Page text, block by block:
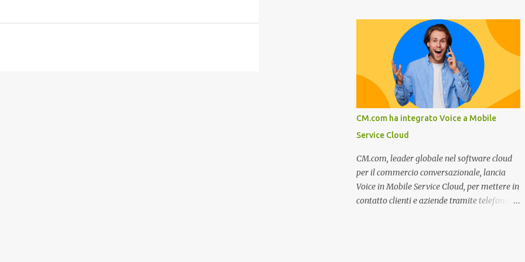
su come rispondere alle aspettative del c...
Novembre e per tutto il mese di Dicembre il
portale e motore di ricerca aziendale
caminisulweb.it , specializzato nel campo
degli impianti di riscaldamento, stufe e
camini, e fumisteria in generale offre la
registrazione gratuita a vantaggio di tutte le
aziende operanti nel settore. E’ possibile
infatti all’interno del sito inserire
gratuitamente i propri dati aziendali,
indirizzi, recapiti, recensione (che verrà
corretta, migliorata e modificata
all’occorrenza da redattori specializzati),
immagini dei prodotti e fino a un massimo
CM.com ha integrato Voice a Mobile
Service Cloud
CM.com, leader globale nel software cloud
per il commercio conversazionale, lancia
Voice in Mobile Service Cloud, per mettere in
contatto clienti e aziende tramite telefono e